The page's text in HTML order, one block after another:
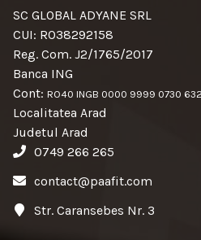
SC GLOBAL ADYANE SRL
CUI: RO38292158
Reg. Com. J2/1765/2017
Banca ING
Cont: RO40 INGB 0000 9999 0730
Localitatea Arad
Judetul Arad
0749 266 265
contact@paafit.com
Str. Caransebes Nr. 3